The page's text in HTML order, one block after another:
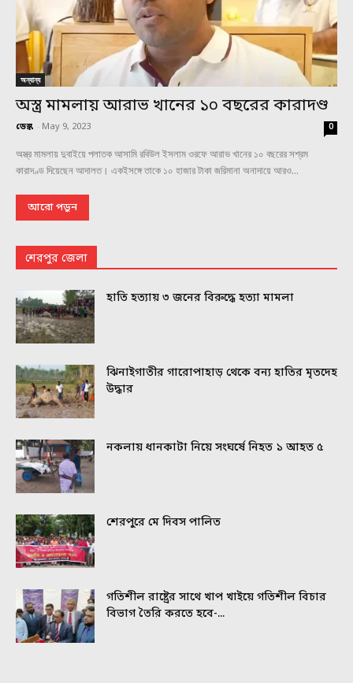
অন্যান্য
অস্ত্র মামলায় আরাভ খানের ১০ বছরের কারাদণ্ড
ডেস্ক - May 9, 2023 0
অস্ত্র মামলায় দুবাইয়ে পলাতক আসামি রবিউল ইসলাম ওরফে আরাভ খানের ১০ বছরের সশ্রম
কারাদণ্ড দিয়েছেন আদালত। একইসঙ্গে তাকে ১০ হাজার টাকা জরিমানা অনাদায়ে আরও...
আরো পড়ুন
শেরপুর জেলা
হাতি হত্যায় ৩ জনের বিরুদ্ধে হত্যা মামলা
ঝিনাইগাতীর গারোপাহাড় থেকে বন্য হাতির মৃতদেহ
উদ্ধার
নকলায় ধানকাটা নিয়ে সংঘর্ষে নিহত ১ আহত ৫
শেরপুরে মে দিবস পালিত
গতিশীল রাষ্ট্রের সাথে খাপ খাইয়ে গতিশীল বিচার
বিভাগ তৈরি করতে হবে-...